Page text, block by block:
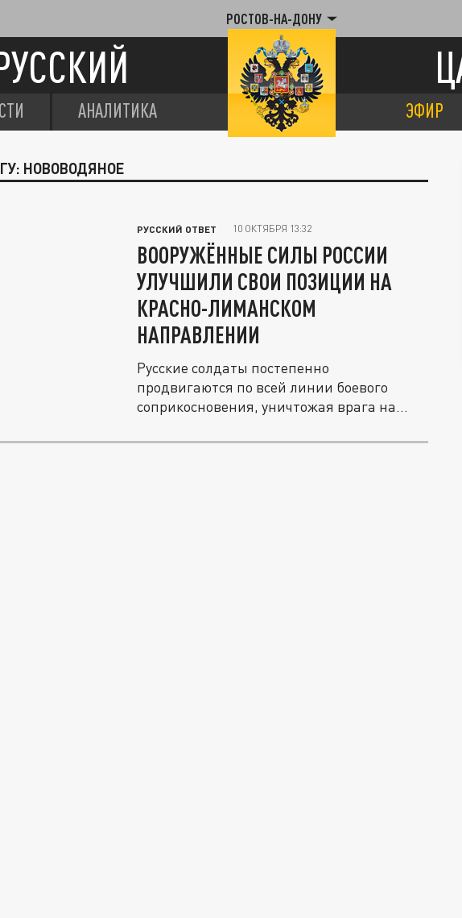
РОСТОВ-НА-ДОНУ
АНАЛИТИКА ЭФИР
НОВОВОДЯНОЕ
РУССКИЙ ОТВЕТ 10 ОКТЯБРЯ 13:32
ВООРУЖЁННЫЕ СИЛЫ РОССИИ
УЛУЧШИЛИ СВОИ ПОЗИЦИИ НА
КРАСНО-ЛИМАНСКОМ
НАПРАВЛЕНИИ
Русские солдаты постепенно
продвигаются по всей линии боевого
соприкосновения, уничтожая врага на